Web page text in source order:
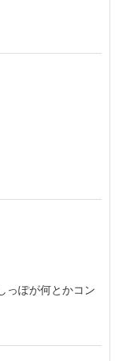
っぽが何とかコン